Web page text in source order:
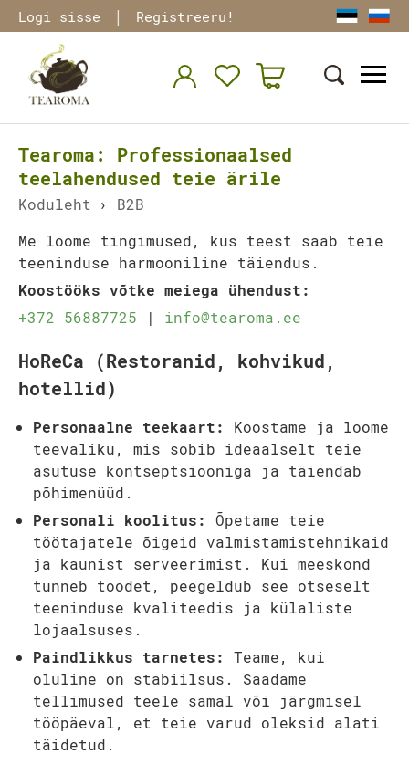
Logi sisse | Registreeru!
Tearoma: Professionaalsed
teelahendused teie ärile
Koduleht ›
B2B
Me loome tingimused, kus teest saab teie
teeninduse harmooniline täiendus.
Koostööks võtke meiega ühendust:
+372 56887725
| info@tearoma.ee
HoReCa (Restoranid, kohvikud,
hotellid)
Personaalne teekaart:
Koostame ja loome
teevaliku, mis sobib ideaalselt teie
asutuse kontseptsiooniga ja täiendab
põhimenüüd.
Personali koolitus:
Õpetame teie
töötajatele õigeid valmistamistehnikaid
ja kaunist serveerimist. Kui meeskond
tunneb toodet, peegeldub see otseselt
teeninduse kvaliteedis ja külaliste
lojaalsuses.
Paindlikkus tarnetes:
Teame, kui
oluline on stabiilsus. Saadame
tellimused teele samal või järgmisel
tööpäeval, et teie varud oleksid alati
täidetud.